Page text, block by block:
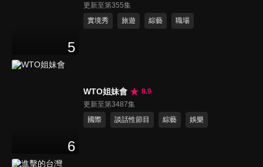
5
更新至第355集
實境秀
旅遊 綜藝 職場
6
WTO姐妹會
8.9
更新至第3487集
國際
談話性節目 綜藝 娛樂